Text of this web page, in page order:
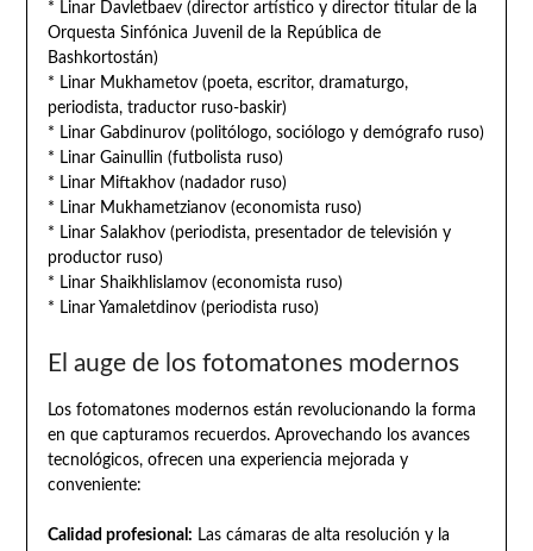
* Linar Davletbaev (director artístico y director titular de la
Orquesta Sinfónica Juvenil de la República de
Bashkortostán)
* Linar Mukhametov (poeta, escritor, dramaturgo,
periodista, traductor ruso-baskir)
* Linar Gabdinurov (politólogo, sociólogo y demógrafo ruso)
* Linar Gainullin (futbolista ruso)
* Linar Miftakhov (nadador ruso)
* Linar Mukhametzianov (economista ruso)
* Linar Salakhov (periodista, presentador de televisión y
productor ruso)
* Linar Shaikhlislamov (economista ruso)
* Linar Yamaletdinov (periodista ruso)
El auge de los fotomatones modernos
Los fotomatones modernos están revolucionando la forma
en que capturamos recuerdos. Aprovechando los avances
tecnológicos, ofrecen una experiencia mejorada y
conveniente:
Calidad profesional: Las cámaras de alta resolución y la